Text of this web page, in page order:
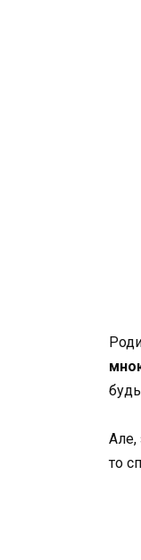
Але,
то